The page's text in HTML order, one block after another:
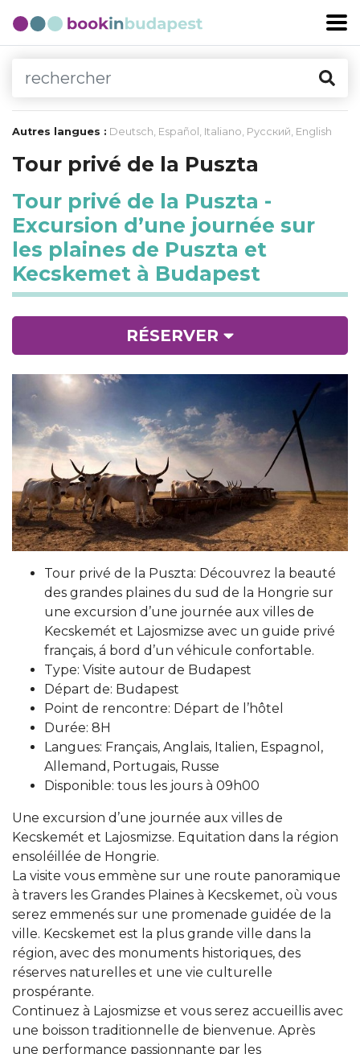
Autres langues : Deutsch, Español , Italiano, Русский, English
Tour privé de la Puszta
Tour privé de la Puszta -
Excursion d’une journée sur
les plaines de Puszta et
Kecskemet à Budapest
Tour privé de la Puszta: Découvrez la beauté
des grandes plaines du sud de la Hongrie sur
une excursion d’une journée aux villes de
Kecskemét et Lajosmizse avec un guide privé
français, á bord d’un véhicule confortable.
Type: Visite autour de Budapest
Départ de: Budapest
Point de rencontre: Départ de l’hôtel
Durée: 8H
Langues: Français, Anglais, Italien, Espagnol,
Allemand, Portugais, Russe
Disponible: tous les jours à 09h00
Une excursion d’une journée aux villes de
Kecskemét et Lajosmizse. Equitation dans la région
ensoléillée de Hongrie.
La visite vous emmène sur une route panoramique
à travers les Grandes Plaines à Kecskemet, où vous
serez emmenés sur une promenade guidée de la
ville. Kecskemet est la plus grande ville dans la
région, avec des monuments historiques, des
réserves naturelles et une vie culturelle
prospérante.
Continuez à Lajosmizse et vous serez accueillis avec
une boisson traditionnelle de bienvenue. Après
une performance passionnante par les
RÉSERVER